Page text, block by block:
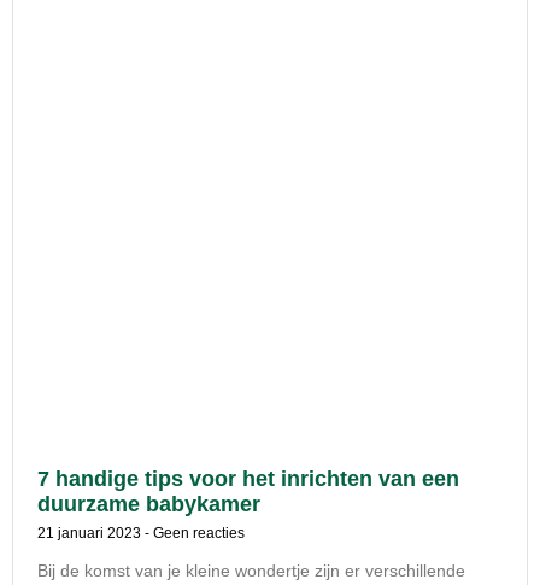
7 handige tips voor het inrichten van een
duurzame babykamer
21 januari 2023 Geen reacties
Bij de komst van je kleine wondertje zijn er verschillende